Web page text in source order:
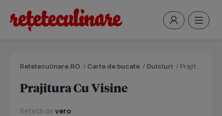
Reteteculinare.RO / Carte de bucate / Dulciuri / Prajitura Cu Visine
Prajitura Cu Visine
Rețetă de vero